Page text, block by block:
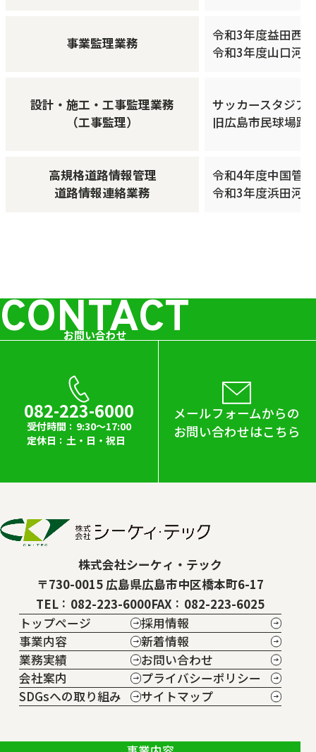
事業監理業務
令和3年度益田西
令和3年度山口河
設計・施工・工事監理業務
（工事監理）
サッカースタジア
旧広島市民球場跡
高規格道路情報管理
道路情報連絡業務
令和4年度中国管
令和3年度浜田河
CONTACT
お問い合わせ
082-223-6000
受付時間
9:30～17:00
定休日
土・日・祝日
メールフォームからの
お問い合わせはこちら
株式会社シーケィ・テック
〒730-0015 広島県広島市中区橋本町6-17
TEL
082-223-6000FAX
082-223-6025
トップページ
事業内容
業務実績
会社案内
SDGsへの取り組み
採用情報
新着情報
お問い合わせ
プライバシーポリシー
サイトマップ